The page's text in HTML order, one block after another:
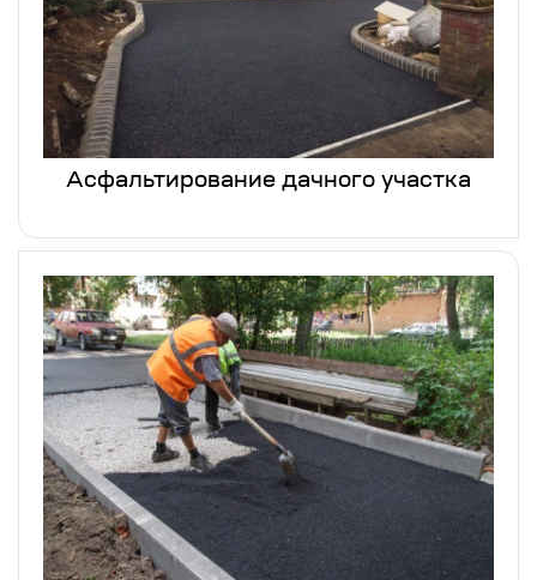
Асфальтирование дачного участка